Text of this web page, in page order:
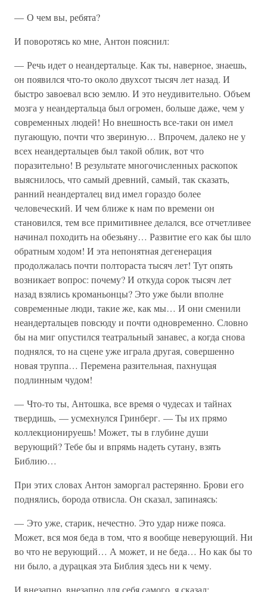
— О чем вы, ребята?
И поворотясь ко мне, Антон пояснил:
— Речь идет о неандертальце. Как ты, наверное, знаешь,
он появился что-то около двухсот тысяч лет назад. И
быстро завоевал всю землю. И это неудивительно. Объем
мозга у неандертальца был огромен, больше даже, чем у
современных людей! Но внешность все-таки он имел
пугающую, почти что звериную… Впрочем, далеко не у
всех неандертальцев был такой облик, вот что
поразительно! В результате многочисленных раскопок
выяснилось, что самый древний, самый, так сказать,
ранний неандерталец вид имел гораздо более
человеческий. И чем ближе к нам по времени он
становился, тем все примитивнее делался, все отчетливее
начинал походить на обезьяну… Развитие его как бы шло
обратным ходом! И эта непонятная дегенерация
продолжалась почти полтораста тысяч лет! Тут опять
возникает вопрос: почему? И откуда сорок тысяч лет
назад взялись кроманьонцы? Это уже были вполне
современные люди, такие же, как мы… И они сменили
неандертальцев повсюду и почти одновременно. Словно
бы на миг опустился театральный занавес, а когда снова
поднялся, то на сцене уже играла другая, совершенно
новая труппа… Перемена разительная, пахнущая
подлинным чудом!
— Что-то ты, Антошка, все время о чудесах и тайнах
твердишь, — усмехнулся Гринберг. — Ты их прямо
коллекционируешь! Может, ты в глубине души
верующий? Тебе бы и впрямь надеть сутану, взять
Библию…
При этих словах Антон заморгал растерянно. Брови его
поднялись, борода отвисла. Он сказал, запинаясь:
— Это уже, старик, нечестно. Это удар ниже пояса.
Может, вся моя беда в том, что я вообще неверующий. Ни
во что не верующий… А может, и не беда… Но как бы то
ни было, а дурацкая эта Библия здесь ни к чему.
И внезапно, внезапно для себя самого, я сказал: